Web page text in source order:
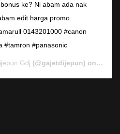
ke? Ni abam ada nak
edit harga promo.
0143201000 #canon
#tamron #panasonic
Gdj (@gajetdijepun) on Jan 7,